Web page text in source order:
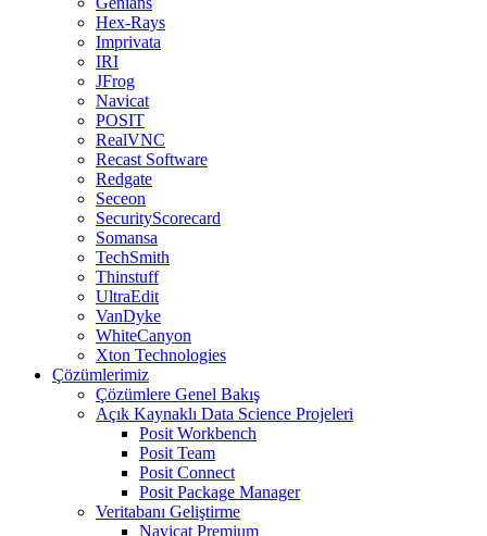
Hex-Rays
Imprivata
IRI
JFrog
Navicat
POSIT
RealVNC
Recast Software
Redgate
Seceon
SecurityScorecard
Somansa
TechSmith
Thinstuff
UltraEdit
VanDyke
WhiteCanyon
Xton Technologies
Çözümlerimiz
Çözümlere Genel Bakış
Açık Kaynaklı Data Science Projeleri
Posit Workbench
Posit Team
Posit Connect
Posit Package Manager
Veritabanı Geliştirme
Navicat Premium